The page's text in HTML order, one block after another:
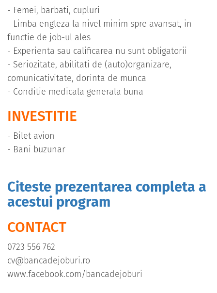
- Femei, barbati, cupluri
- Limba engleza la nivel minim spre avansat, in
functie de job-ul ales
- Experienta sau calificarea nu sunt obligatorii
- Seriozitate, abilitati de (auto)organizare,
comunicativitate, dorinta de munca
- Conditie medicala generala buna
INVESTITIE
- Bilet avion
- Bani buzunar
Citeste prezentarea completa a
acestui program
CONTACT
0723 556 762
cv@bancadejoburi.ro
www.facebook.com/bancadejoburi